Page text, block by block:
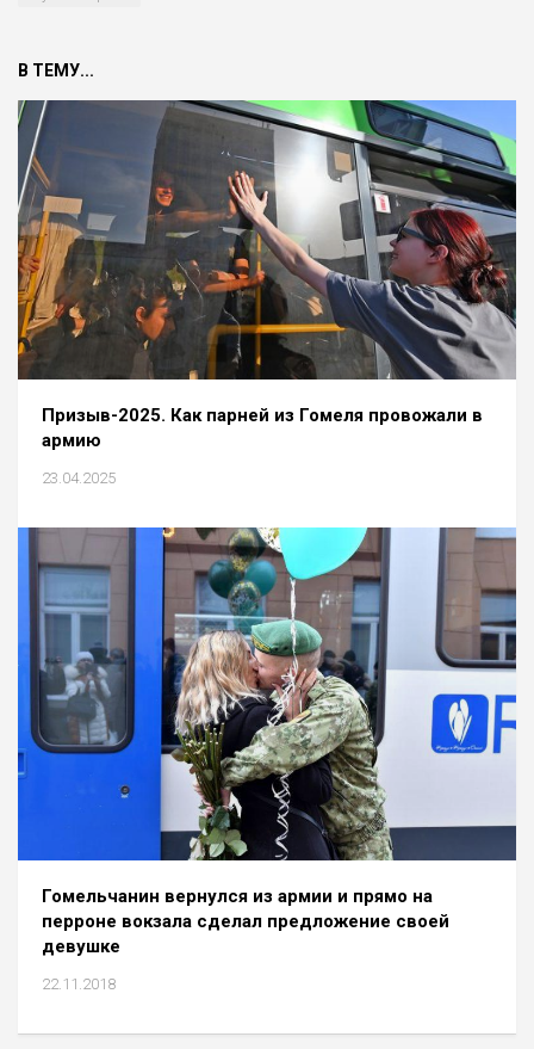
В ТЕМУ...
Призыв-2025. Как парней из Гомеля провожали в
армию
23.04.2025
Гомельчанин вернулся из армии и прямо на
перроне вокзала сделал предложение своей
девушке
22.11.2018